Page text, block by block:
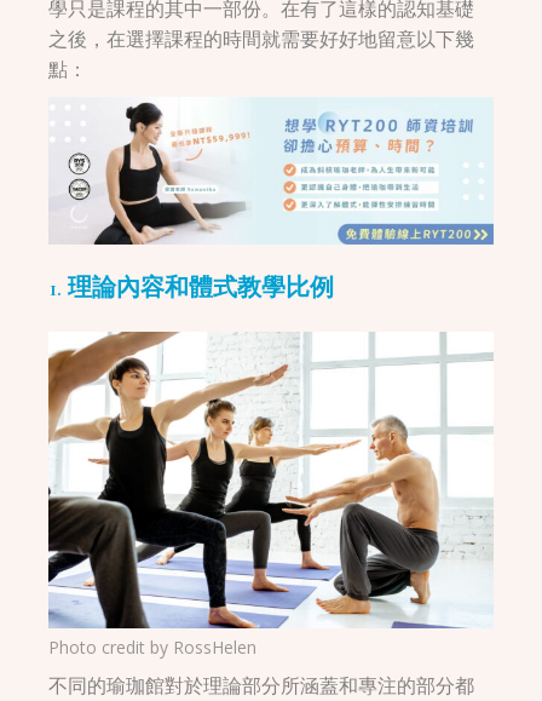
學只是課程的其中一部份。在有了這樣的認知基礎
之後，在選擇課程的時間就需要好好地留意以下幾
點：
1. 理論內容和體式教學比例
Photo credit by RossHelen
不同的瑜珈館對於理論部分所涵蓋和專注的部分都